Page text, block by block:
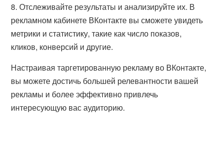
8. Отслеживайте результаты и анализируйте их. В
рекламном кабинете ВКонтакте вы сможете увидеть
метрики и статистику, такие как число показов,
кликов, конверсий и другие.
Настраивая таргетированную рекламу во ВКонтакте,
вы можете достичь большей релевантности вашей
рекламы и более эффективно привлечь
интересующую вас аудиторию.